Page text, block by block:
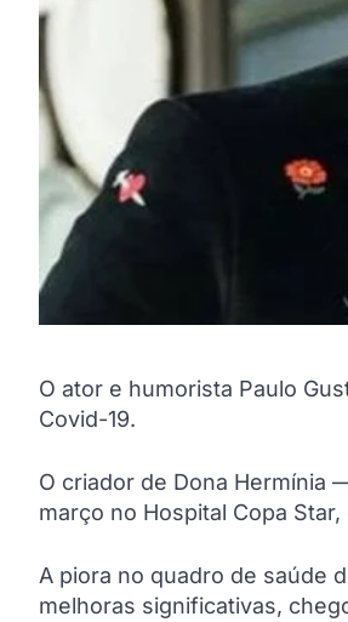
O ator e humorista Paulo
Covid-19.
O criador de Dona Hermínia
março no Hospital Copa
A piora no quadro de saúde
melhoras significativas,